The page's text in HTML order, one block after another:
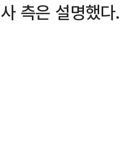
측은 설명했다.